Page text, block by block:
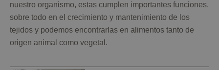
nuestro organismo, estas cumplen importantes funciones,
sobre todo en el crecimiento y mantenimiento de los
tejidos y podemos encontrarlas en alimentos tanto de
origen animal como vegetal.